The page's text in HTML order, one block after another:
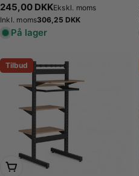
gondol. Bundhylde
Normalpris
245,00 DKKEkskl. moms
Inkl. momsNormalpris
306,25 DKK
På lager
Tilbud
Læg i kurv